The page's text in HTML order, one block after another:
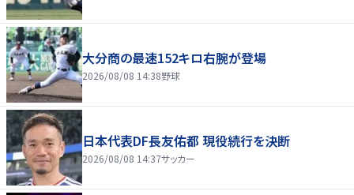
大分商の最速152キロ右腕が登場
2026/08/08 14:38野球
日本代表DF長友佑都 現役続行を決断
2026/08/08 14:37サッカー